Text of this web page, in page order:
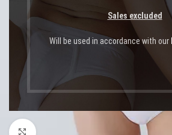
Sales excluded
Will be used in accordance with our
Click to enlarge